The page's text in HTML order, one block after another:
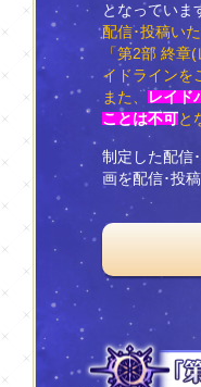
となっていま
配信･投稿いた
「第2部 終
イドラインを
また、 レイド
ことは不可と
制定した配信
画を配信･投